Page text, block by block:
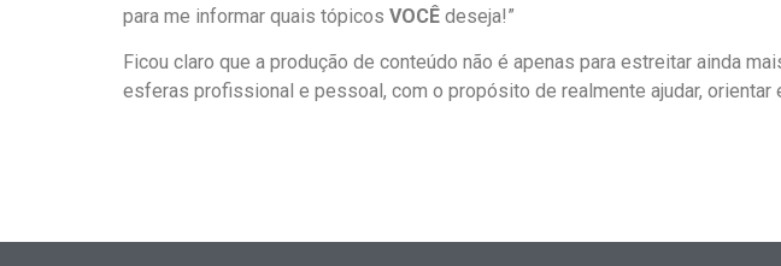
para me informar quais tópicos VOCÊ deseja!”
Ficou claro que a produção de conteúdo não é apenas para estreitar ainda
esferas profissional e pessoal, com o propósito de realmente ajudar,